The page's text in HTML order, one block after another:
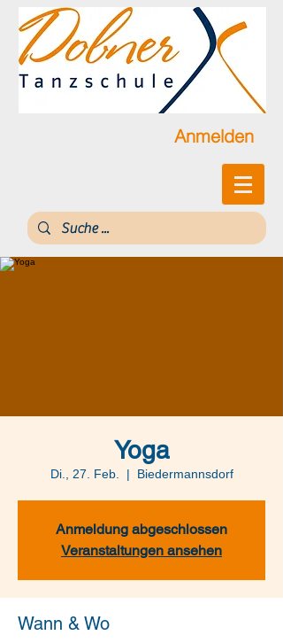
Anmelden
Yoga
Di., 27. Feb.
  |
Biedermannsdorf
Anmeldung abgeschlossen
Veranstaltungen ansehen
Wann & Wo